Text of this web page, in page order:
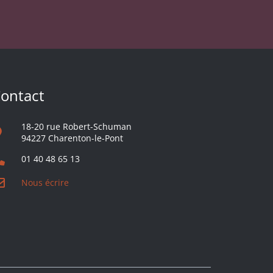
18-20 rue Robert-Schuman
94227 Charenton-le-Pont
01 40 48 65 13
Nous écrire